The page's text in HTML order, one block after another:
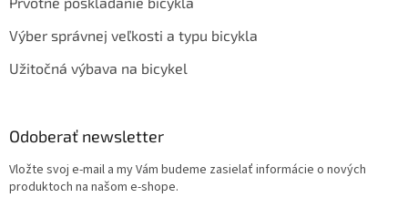
Výber správnej veľkosti a typu bicykla
Užitočná výbava na bicykel
Odoberať newsletter
Vložte svoj e-mail a my Vám budeme zasielať informácie o nových
produktoch na našom e-shope.